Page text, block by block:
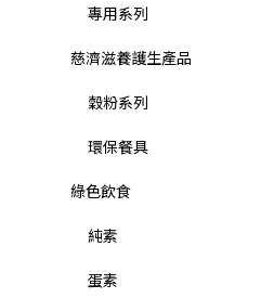
專用系列
慈濟滋養護生產品
穀粉系列
環保餐具
綠色飲食
純素
蛋素